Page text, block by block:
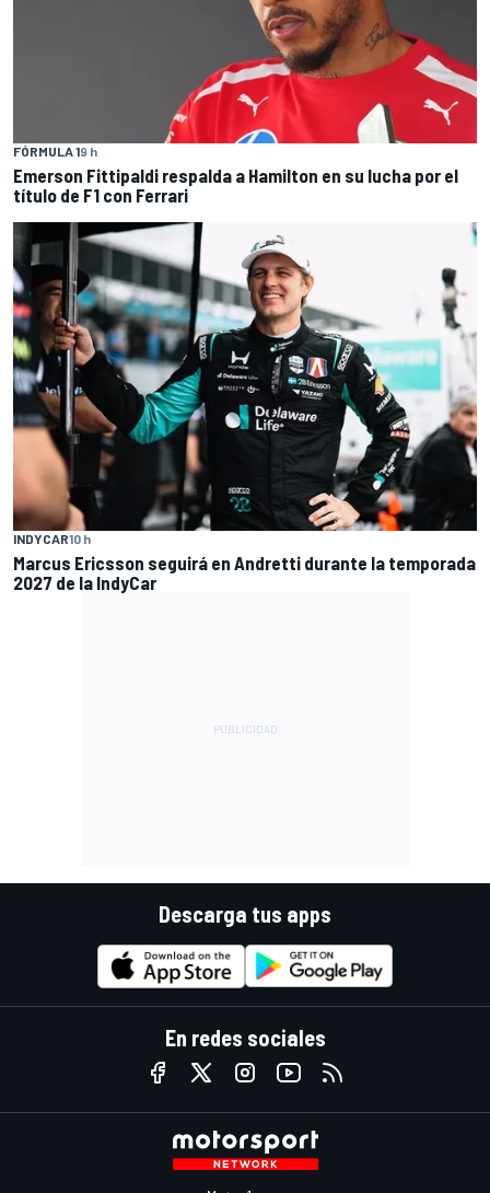
FÓRMULA 19 h
Emerson Fittipaldi respalda a Hamilton en su lucha por el
título de F1 con Ferrari
INDYCAR10 h
Marcus Ericsson seguirá en Andretti durante la temporada
2027 de la IndyCar
Descarga tus apps
En redes sociales